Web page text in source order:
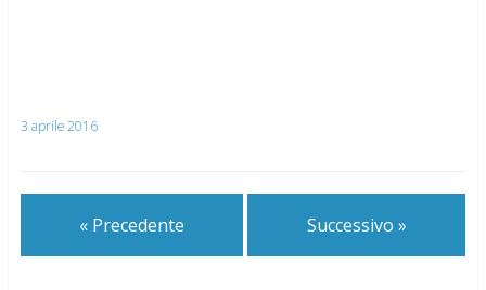
3 aprile 2016
« Precedente Successivo »